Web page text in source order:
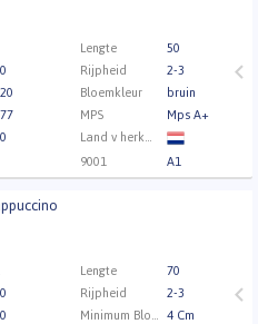
Lengte
50
Rijpheid
2-3
Bloemkleur
bruin
MPS
Mps A+
9001
A1
Roses by Sassen
om in te loggen.
Lengte
70
Rijpheid
2-3
4 Cm
om in te loggen.